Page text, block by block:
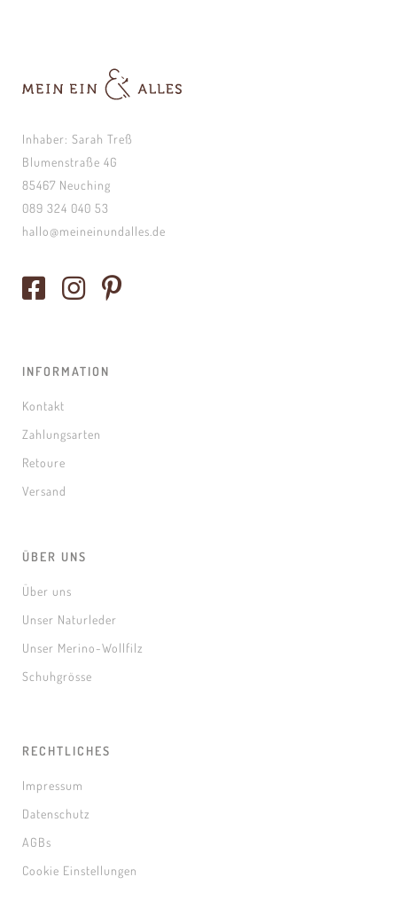
Inhaber: Sarah Treß
Blumenstraße 4G
85467 Neuching
089 324 040 53
hallo@meineinundalles.de
INFORMATION
Kontakt
Zahlungsarten
Retoure
Versand
ÜBER UNS
Über uns
Unser Naturleder
Unser Merino-Wollfilz
Schuhgrösse
RECHTLICHES
Impressum
Datenschutz
AGBs
Cookie Einstellungen